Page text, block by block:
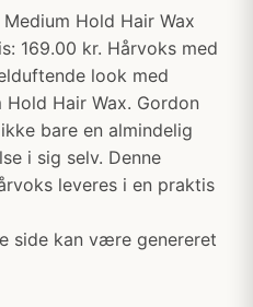
Hold Hair Wax
169.00 kr. Hårvoks med
look med
Hair Wax. Gordon
bare en almindelig
i sig selv. Denne
leveres i en praktis
side kan være genereret